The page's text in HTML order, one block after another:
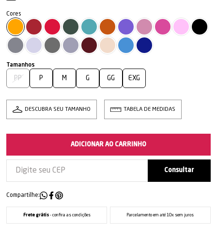
PP P M G GG EXG
DESCUBRA SEU TAMANHO TABELA DE MEDIDAS
ADICIONAR AO CARRINHO
Compartilhe:
Frete grátis- confira as condições Parcelamento em até 10x sem juros